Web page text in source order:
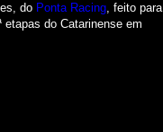
do Ponta Racing, feito para
do Catarinense em